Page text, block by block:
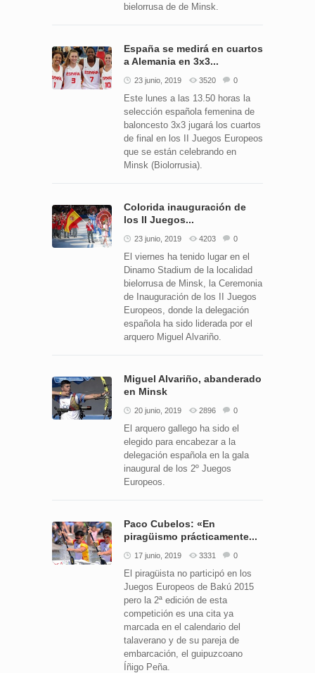
bielorrusa de de Minsk.
España se medirá en cuartos
a Alemania en 3x3...
23 junio, 2019 3520 0
Este lunes a las 13.50 horas la
selección española femenina de
baloncesto 3x3 jugará los cuartos
de final en los II Juegos Europeos
que se están celebrando en
Minsk (Biolorrusia).
Colorida inauguración de
los II Juegos...
23 junio, 2019 4203 0
El viernes ha tenido lugar en el
Dinamo Stadium de la localidad
bielorrusa de Minsk, la Ceremonia
de Inauguración de los II Juegos
Europeos, donde la delegación
española ha sido liderada por el
arquero Miguel Alvariño.
Miguel Alvariño, abanderado
en Minsk
20 junio, 2019 2896 0
El arquero gallego ha sido el
elegido para encabezar a la
delegación española en la gala
inaugural de los 2º Juegos
Europeos.
Paco Cubelos: «En
piragüismo prácticamente...
17 junio, 2019 3331 0
El piragüista no participó en los
Juegos Europeos de Bakú 2015
pero la 2ª edición de esta
competición es una cita ya
marcada en el calendario del
talaverano y de su pareja de
embarcación, el guipuzcoano
Íñigo Peña.